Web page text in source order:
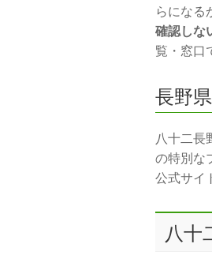
らになる
確認しな
覧・窓口
長野
八十二長
の特別な
公式サイ
八十